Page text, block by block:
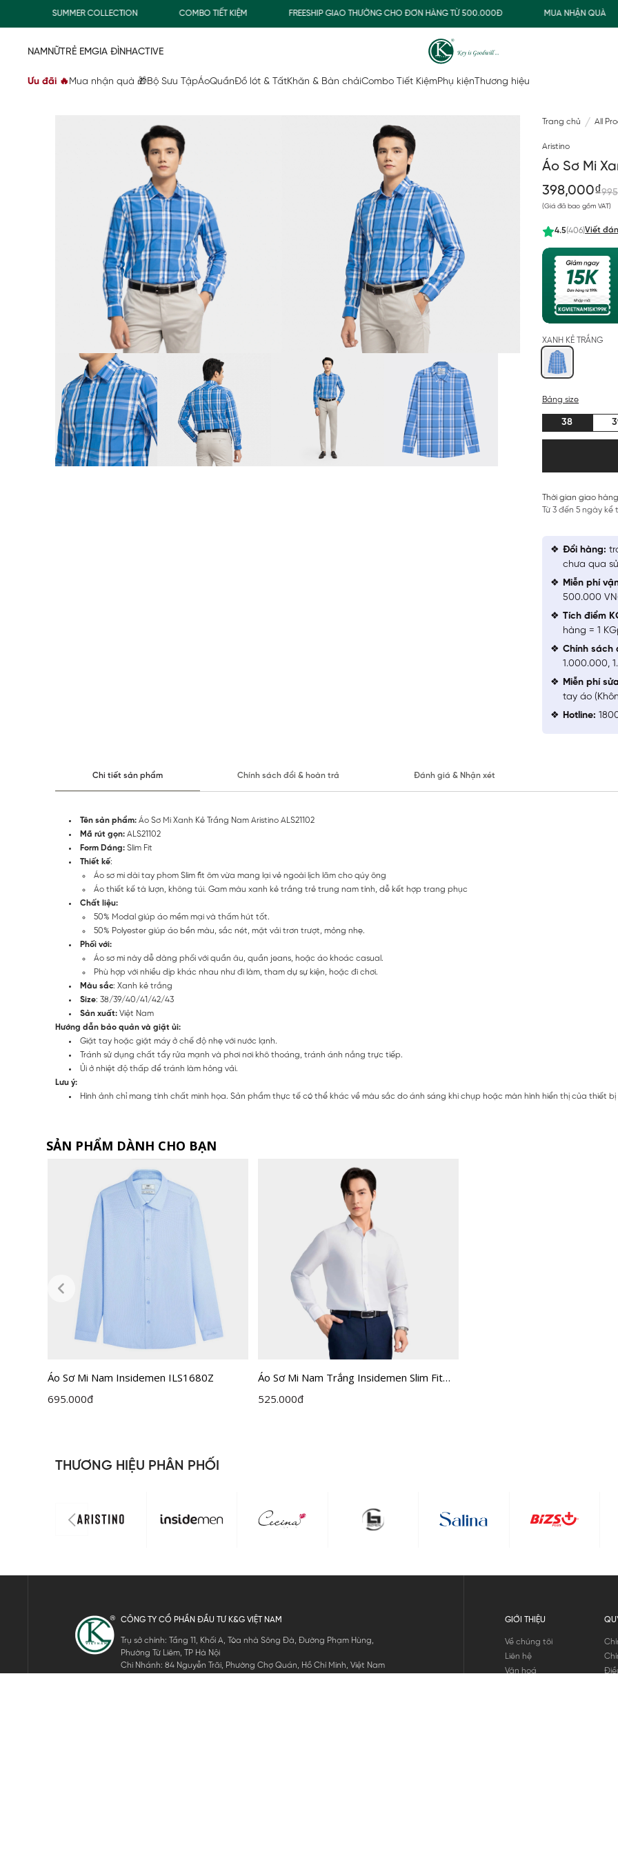
SUMMER COLLECTION COMBO TIẾT KIỆM FREESHIP GIAO THƯỜNG CHO ĐƠN HÀNG TỪ 500.000Đ MUA NHẬN QUÀ
NAMNỮTRẺ EMGIA ĐÌNHACTIVE
Ưu đãi 🔥 Mua nhận quà 🎁Bộ Sưu TậpÁoQuầnĐồ lót & TấtKhăn & Bàn chảiCombo Tiết KiệmPhụ kiện Thương hiệu
Trang chủ All
Aristino
Áo Sơ Mi
398,000₫
(Giá đã bao gồm VAT)
4.5(406)Viết
XANH KẺ TRẮNG
Bảng size
38
Thời gian giao
Từ 3 đến 5 ngày
Đổi hàng:
chưa qua
Miễn phí
500.000
Tích điểm
hàng = 1
Chính sách
1.000.000,
Miễn phí
tay áo
Hotline:
Chi tiết sản phẩm Chính sách đổi & hoàn trả Đánh giá & Nhận xét
Tên sản phẩm: Áo Sơ Mi Xanh Kẻ Trắng Nam Aristino ALS21102
Mã rút gọn: ALS21102
Form Dáng: Slim Fit
Thiết kế:
Áo sơ mi dài tay phom Slim fit ôm vừa mang lại vẻ ngoài lịch lãm cho qúy ông
Áo thiết kế tà lượn, không túi. Gam màu xanh kẻ trắng trẻ trung nam tính, dễ kết hợp trang phục
Chất liệu:
50% Modal giúp áo mềm mại và thấm hút tốt.
50% Polyester giúp áo bền màu, sắc nét, mặt vải trơn trượt, mỏng nhẹ.
Phối với:
Áo sơ mi này dễ dàng phối với quần âu, quần jeans, hoặc áo khoác casual.
Phù hợp với nhiều dịp khác nhau như đi làm, tham dự sự kiện, hoặc đi chơi.
Màu sắc: Xanh kẻ trắng
Size: 38/39/40/41/42/43
Sản xuất: Việt Nam
Hướng dẫn bảo quản và giặt ủi:
Giặt tay hoặc giặt máy ở chế độ nhẹ với nước lạnh.
Tránh sử dụng chất tẩy rửa mạnh và phơi nơi khô thoáng, tránh ánh nắng trực tiếp.
Ủi ở nhiệt độ thấp để tránh làm hỏng vải.
Lưu ý:
Hình ảnh chỉ mang tính chất minh họa. Sản phẩm thực tế có thể khác về màu sắc do ánh sáng khi chụp hoặc màn hình hiển thị của thiết
SẢN PHẨM DÀNH CHO BẠN
Áo Sơ Mi Nam Insidemen ILS1680Z
695.000đ
Áo Sơ Mi Nam Trắng Insidemen Slim Fit
ILS158F0H0
525.000đ
THƯƠNG HIỆU PHÂN PHỐI
CÔNG TY CỔ PHẦN ĐẦU TƯ K&G VIỆT NAM
Trụ sở chính: Tầng 11, Khối A, Tòa nhà Sông Đà, Đường Phạm Hùng,
Phường Từ Liêm, TP Hà Nội
Chi Nhánh: 84 Nguyễn Trãi, Phường Chợ Quán, Hồ Chí Minh, Việt Nam
GIỚI THIỆU
Về chúng tôi
Liên hệ
Văn hoá